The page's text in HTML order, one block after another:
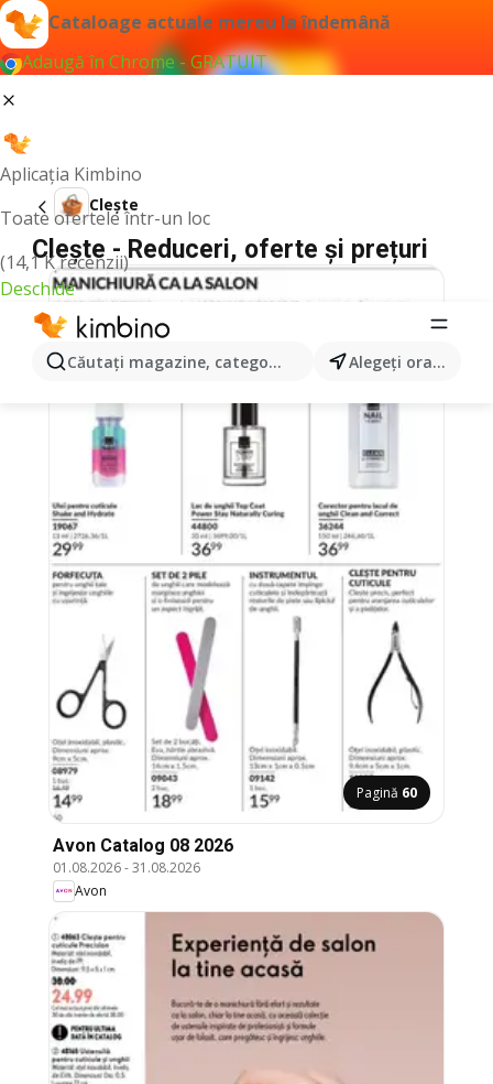
Cataloage actuale mereu la îndemână
Adaugă în Chrome - GRATUIT
Aplicația Kimbino
Toate ofertele într-un loc
(14,1 K recenzii)
Deschide
Căutaţi magazine, categorii, produse... Alegeţi oraşul
Clește
Clește - Reduceri, oferte și prețuri
Pagină 60
Avon Catalog 08 2026
01.08.2026-31.08.2026
Avon